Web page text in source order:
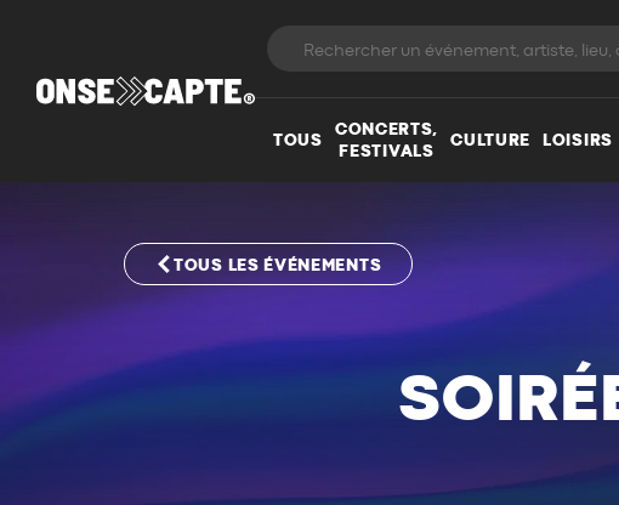
TOUS
CONCERTS,
FESTIVALS
CULTURE LOISIRS
TOUS LES ÉVÉNEMENTS